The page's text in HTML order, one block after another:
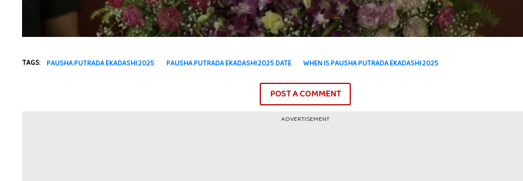
TAGS: PAUSHA PUTRADA EKADASHI 2025 PAUSHA PUTRADA EKADASHI 2025 DATE WHEN IS PAUSHA PUTRADA EKADASHI 2025
POST A COMMENT
ADVERTISEMENT